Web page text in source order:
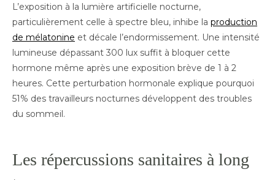
L’exposition à la lumière artificielle nocturne,
particulièrement celle à spectre bleu, inhibe la production
de mélatonine et décale l’endormissement. Une intensité
lumineuse dépassant 300 lux suffit à bloquer cette
hormone même après une exposition brève de 1 à 2
heures. Cette perturbation hormonale explique pourquoi
51% des travailleurs nocturnes développent des troubles
du sommeil.
Les répercussions sanitaires à long